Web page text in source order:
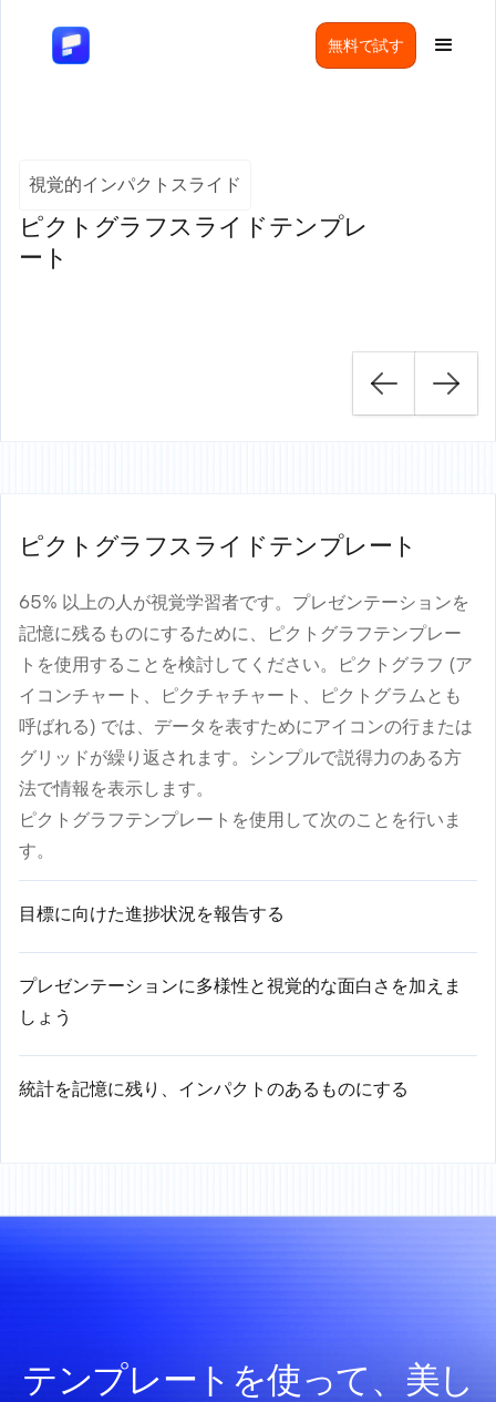
無料で試す
視覚的インパクトスライド
ピクトグラフスライドテンプレ
ート
ピクトグラフスライドテンプレート
65% 以上の人が視覚学習者です。プレゼンテーションを
記憶に残るものにするために、ピクトグラフテンプレー
トを使用することを検討してください。ピクトグラフ (ア
イコンチャート、ピクチャチャート、ピクトグラムとも
呼ばれる) では、データを表すためにアイコンの行または
グリッドが繰り返されます。シンプルで説得力のある方
法で情報を表示します。
ピクトグラフテンプレートを使用して次のことを行いま
す。
目標に向けた進捗状況を報告する
プレゼンテーションに多様性と視覚的な面白さを加えま
しょう
統計を記憶に残り、インパクトのあるものにする
テンプレートを使って、美し